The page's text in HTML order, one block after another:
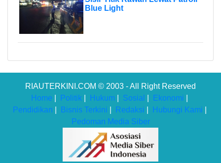
Blue Light
RIAUTERKINI.COM © 2003 - All Right Reserved
Home
Politik Hukum Sosial Ekonomi
Pendidikan
Bisnis Terkini Redaksi Hubungi Kami
Pedoman Media Siber